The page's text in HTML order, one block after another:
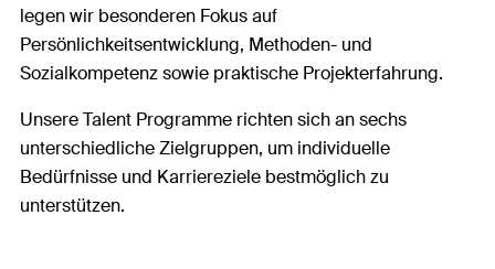
legen wir besonderen Fokus auf
Persönlichkeitsentwicklung, Methoden- und
Sozialkompetenz sowie praktische Projekterfahrung.
Unsere Talent Programme richten sich an sechs
unterschiedliche Zielgruppen, um individuelle
Bedürfnisse und Karriereziele bestmöglich zu
unterstützen.